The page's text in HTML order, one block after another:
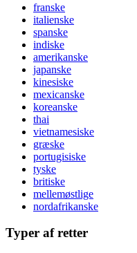
franske
italienske
spanske
indiske
amerikanske
japanske
kinesiske
mexicanske
koreanske
thai
vietnamesiske
græske
portugisiske
tyske
britiske
mellemøstlige
nordafrikanske
Typer af retter